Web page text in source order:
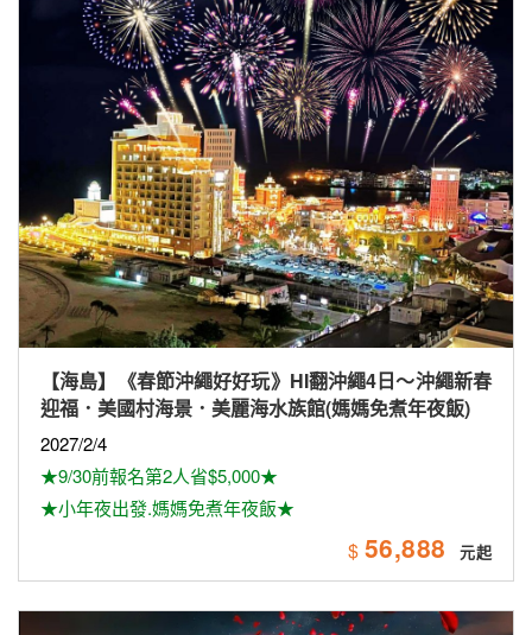
【海島】《春節沖繩好好玩》HI翻沖繩4日～沖繩新春
迎福．美國村海景．美麗海水族館(媽媽免煮年夜飯)
2027/2/4
★9/30前報名第2人省$5,000★
★小年夜出發.媽媽免煮年夜飯★
$ 56,888